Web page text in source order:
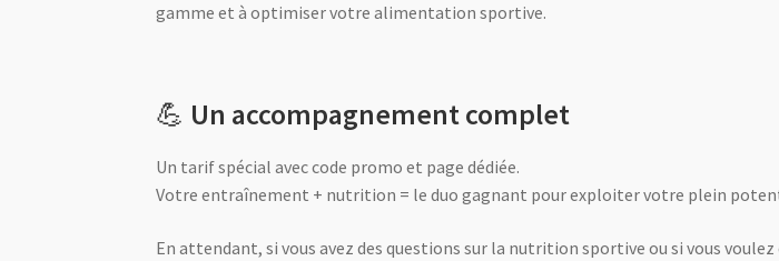
gamme et à optimiser votre alimentation sportive.
💪 Un accompagnement complet
Un tarif spécial avec code promo et page dédiée.
Votre entraînement + nutrition = le duo gagnant pour exploiter votre plein
En attendant, si vous avez des questions sur la nutrition sportive ou si vous